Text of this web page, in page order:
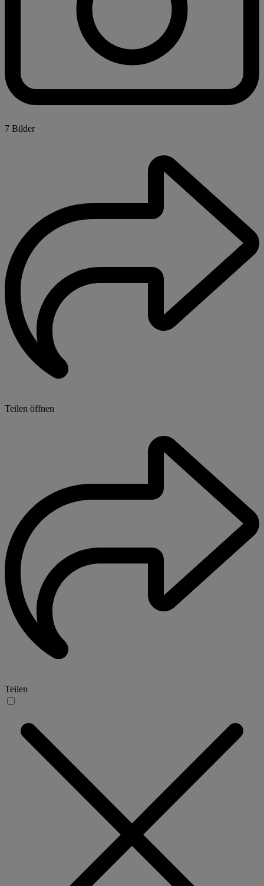
7 Bilder
Teilen öffnen
Teilen